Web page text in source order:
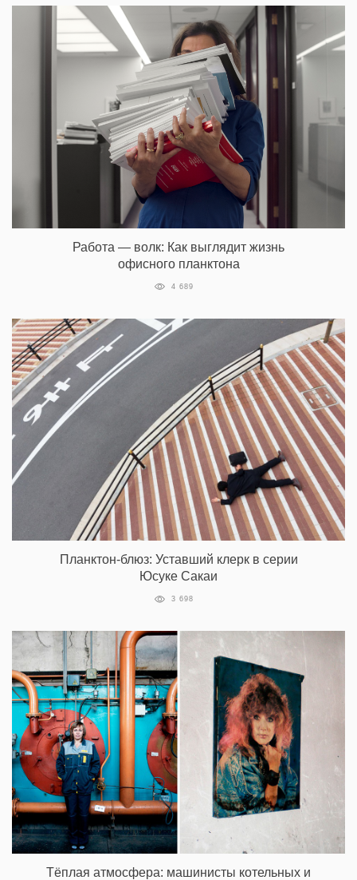
Работа — волк: Как выглядит жизнь
офисного планктона
4 689
Планктон-блюз: Уставший клерк в серии
Юсуке Сакаи
3 698
Тёплая атмосфера: машинисты котельных и